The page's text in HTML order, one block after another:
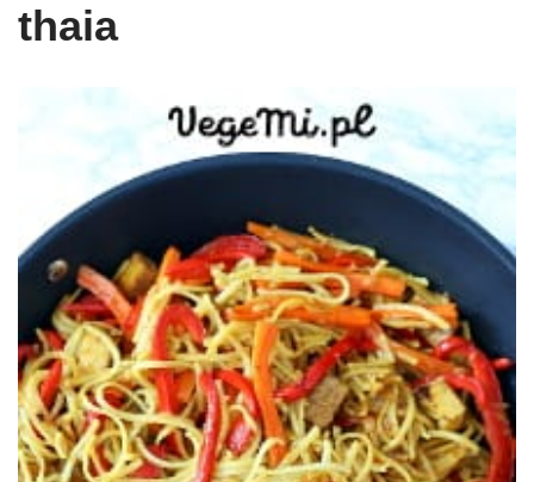
thaia